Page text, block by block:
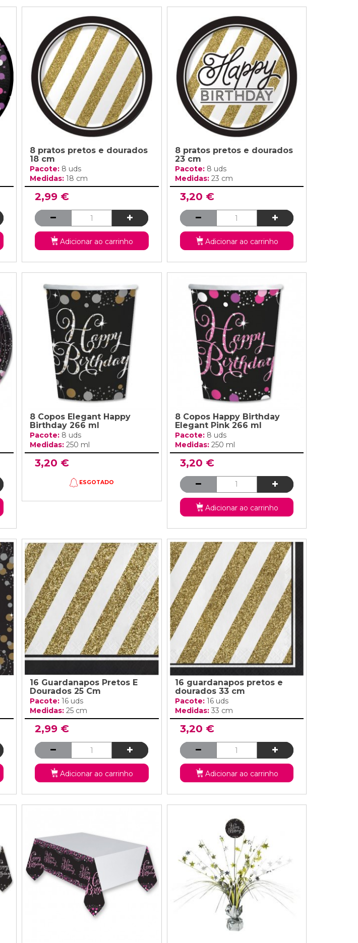
8 pratos pretos e dourados
18 cm
Pacote: 8 uds
Medidas: 18 cm
2,99 €
Adicionar ao carrinho
8 pratos pretos e dourados
23 cm
Pacote: 8 uds
Medidas: 23 cm
3,20 €
Adicionar ao carrinho
8 Copos Elegant Happy
Birthday 266 ml
Pacote: 8 uds
Medidas: 250 ml
3,20 €
ESGOTADO
8 Copos Happy Birthday
Elegant Pink 266 ml
Pacote: 8 uds
Medidas: 250 ml
3,20 €
Adicionar ao carrinho
16 Guardanapos Pretos E
Dourados 25 Cm
Pacote: 16 uds
Medidas: 25 cm
2,99 €
Adicionar ao carrinho
16 guardanapos pretos e
dourados 33 cm
Pacote: 16 uds
Medidas: 33 cm
3,20 €
Adicionar ao carrinho